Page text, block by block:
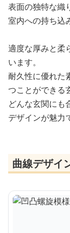
表面の独特な織
室内への持ち込
適度な厚みと柔
います。
耐久性に優れた
つことができる
どんな玄関にも
デザインが魅力
曲線デザイ